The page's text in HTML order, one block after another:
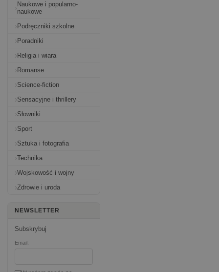
Naukowe i popularno-
naukowe
Podręczniki szkolne
Poradniki
Religia i wiara
Romanse
Science-fiction
Sensacyjne i thrillery
Słowniki
Sport
Sztuka i fotografia
Technika
Wojskowość i wojny
Zdrowie i uroda
NEWSLETTER
Subskrybuj
Email: